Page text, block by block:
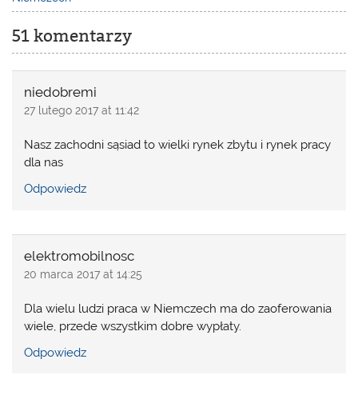
51 komentarzy
niedobremi
27 lutego 2017 at 11:42
Nasz zachodni sąsiad to wielki rynek zbytu i rynek pracy
dla nas
Odpowiedz
elektromobilnosc
20 marca 2017 at 14:25
Dla wielu ludzi praca w Niemczech ma do zaoferowania
wiele, przede wszystkim dobre wypłaty.
Odpowiedz